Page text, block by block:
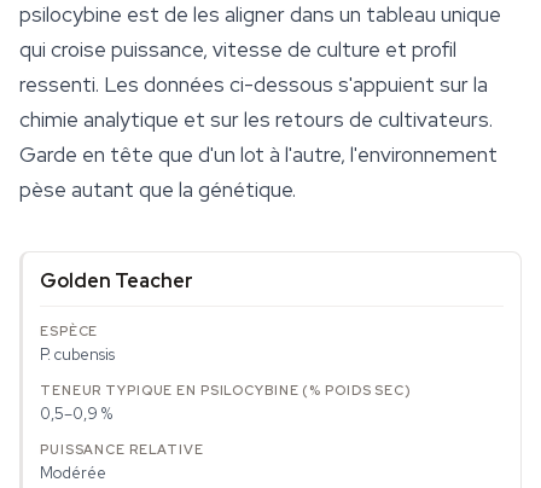
psilocybine est de les aligner dans un tableau unique
qui croise puissance, vitesse de culture et profil
ressenti. Les données ci-dessous s'appuient sur la
chimie analytique et sur les retours de cultivateurs.
Garde en tête que d'un lot à l'autre, l'environnement
pèse autant que la génétique.
Golden Teacher
P. cubensis
0,5–0,9 %
Modérée